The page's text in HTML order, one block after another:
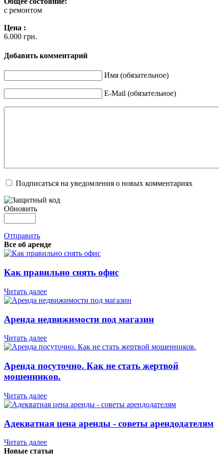
с ремонтом
Цена :
6.000 грн.
Добавить комментарий
Имя (обязательное)
E-Mail (обязательное)
Подписаться на уведомления о новых комментариях
Обновить
Отправить
Все об аренде
Как правильно снять офис
Читать далее
Аренда недвижимости под магазин
Читать далее
Аренда посуточно. Как не стать жертвой
мошенников.
Читать далее
Адекватная цена аренды - советы арендодателям
Читать далее
Новые статьи